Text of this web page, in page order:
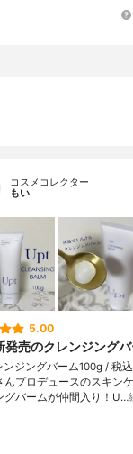
コスメコレクター
もい
5.00
売のクレンジング
ンジングバーム100g / 税
んプロデュースのスキン
グバームが仲間入り！U…